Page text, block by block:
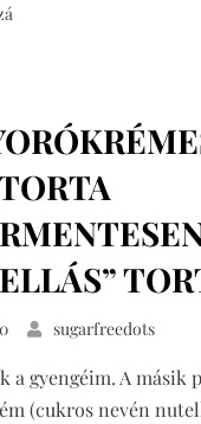
teljes
kiőrlésű)
sugarfreedots
a gyengéim. A másik
(cukros nevén